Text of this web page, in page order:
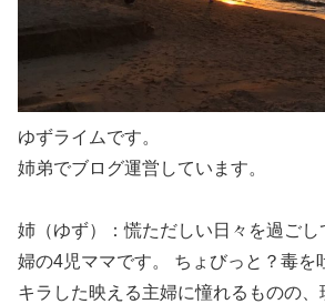
ゆずライムです。
姉弟でブログ運営しています。
姉（ゆず）：慌ただしい日々を過ご
婦の4児ママです。 ちょびっと？毒を
キラした映える主婦に憧れるものの